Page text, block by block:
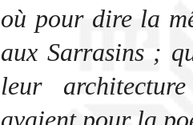
où pour dire la
aux Sarrasins ;
leur